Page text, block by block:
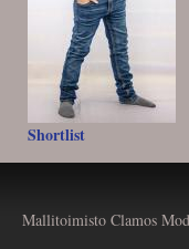
Shortlist
Mallitoimisto Clamos